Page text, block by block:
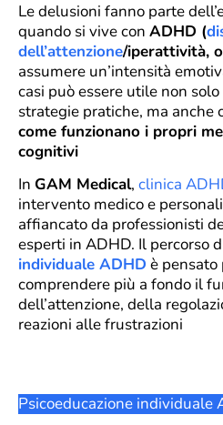
Le delusioni fanno parte
quando si vive con ADHD (
dell’attenzione/iperattività,
assumere un’intensità
casi può essere utile non
strategie pratiche, ma anche
come funzionano i propri
cognitivi
In GAM Medical, clinica
intervento medico e
affiancato da professionisti
esperti in ADHD. Il percorso
individuale ADHD è pensato
comprendere più a fondo il
dell’attenzione, della
reazioni alle frustrazioni
Psicoeducazione individuale